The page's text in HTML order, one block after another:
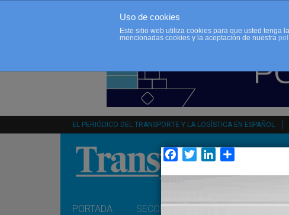
EL PERIÓDICO DEL TRANSPORTE Y LA LOGÍSTICA EN ESPAÑOL
PORTADA SECCIONES
Uso de cookies
Este sitio web utiliza cookies para que usted tenga
mencionadas cookies y la aceptación de nuestra
Facebook
TwitterLinkedIn